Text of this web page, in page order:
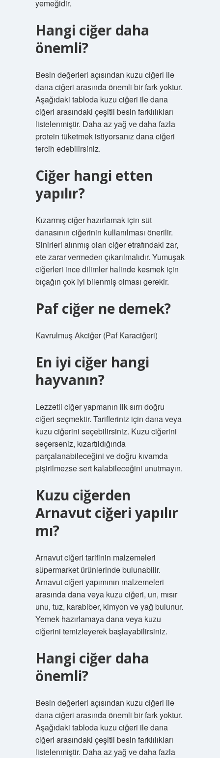
yemeğidir.
Hangi ciğer daha
önemli?
Besin değerleri açısından kuzu ciğeri ile
dana ciğeri arasında önemli bir fark yoktur.
Aşağıdaki tabloda kuzu ciğeri ile dana
ciğeri arasındaki çeşitli besin farklılıkları
listelenmiştir. Daha az yağ ve daha fazla
protein tüketmek istiyorsanız dana ciğeri
tercih edebilirsiniz.
Ciğer hangi etten
yapılır?
Kızarmış ciğer hazırlamak için süt
danasının ciğerinin kullanılması önerilir.
Sinirleri alınmış olan ciğer etrafındaki zar,
ete zarar vermeden çıkarılmalıdır. Yumuşak
ciğerleri ince dilimler halinde kesmek için
bıçağın çok iyi bilenmiş olması gerekir.
Paf ciğer ne demek?
Kavrulmuş Akciğer (Paf Karaciğeri)
En iyi ciğer hangi
hayvanın?
Lezzetli ciğer yapmanın ilk sırrı doğru
ciğeri seçmektir. Tarifleriniz için dana veya
kuzu ciğerini seçebilirsiniz. Kuzu ciğerini
seçerseniz, kızartıldığında
parçalanabileceğini ve doğru kıvamda
pişirilmezse sert kalabileceğini unutmayın.
Kuzu ciğerden
Arnavut ciğeri yapılır
mı?
Arnavut ciğeri tarifinin malzemeleri
süpermarket ürünlerinde bulunabilir.
Arnavut ciğeri yapımının malzemeleri
arasında dana veya kuzu ciğeri, un, mısır
unu, tuz, karabiber, kimyon ve yağ bulunur.
Yemek hazırlamaya dana veya kuzu
ciğerini temizleyerek başlayabilirsiniz.
Hangi ciğer daha
önemli?
Besin değerleri açısından kuzu ciğeri ile
dana ciğeri arasında önemli bir fark yoktur.
Aşağıdaki tabloda kuzu ciğeri ile dana
ciğeri arasındaki çeşitli besin farklılıkları
listelenmiştir. Daha az yağ ve daha fazla